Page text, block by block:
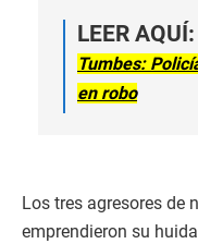
LEER AQUÍ:
Tumbes:
en robo
Los tres agresores de
emprendieron su